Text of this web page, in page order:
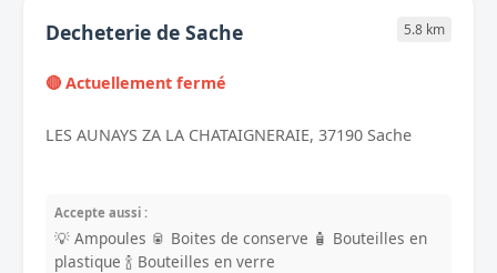
Decheterie de Sache 5.8 km
🔴 Actuellement fermé
LES AUNAYS ZA LA CHATAIGNERAIE, 37190 Sache
Accepte aussi :
💡 Ampoules 🥫 Boites de conserve 🧴 Bouteilles en
plastique 🍾 Bouteilles en verre